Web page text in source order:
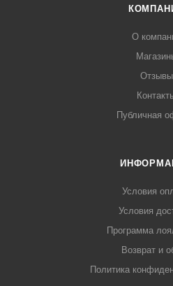
О
Отзывы
Публичная
Условия
Условия
Программа
Возврат и
Политика